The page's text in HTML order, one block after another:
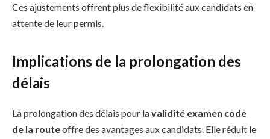
Ces ajustements offrent plus de flexibilité aux candidats en
attente de leur permis.
Implications de la prolongation des
délais
La prolongation des délais pour lavalidité examen code
de la routeoffre des avantages aux candidats. Elle réduit le